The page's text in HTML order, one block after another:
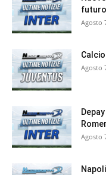
futuro
Agosto
Agosto
Agosto